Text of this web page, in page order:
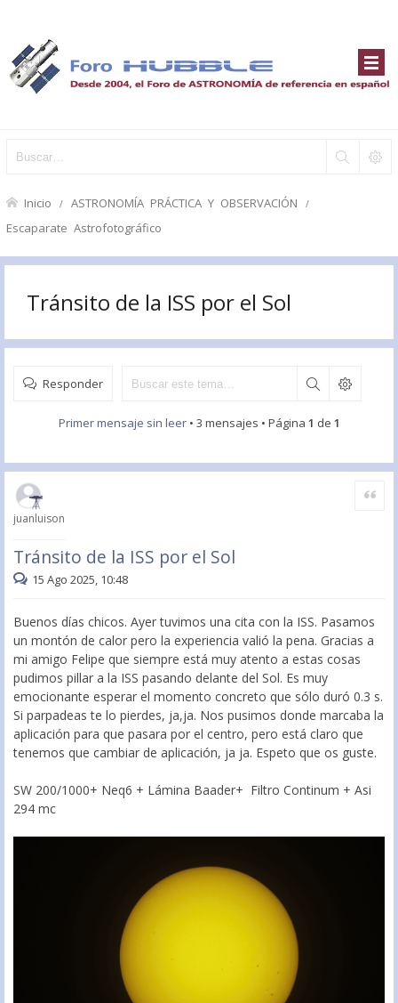
Inicio ASTRONOMÍA PRÁCTICA Y OBSERVACIÓN
Escaparate Astrofotográfico
Tránsito de la ISS por el Sol
Responder
Primer mensaje sin leer• 3 mensajes • Página 1 de 1
juanluison
Tránsito de la ISS por el Sol
Citar
15 Ago 2025, 10:48
Buenos días chicos. Ayer tuvimos una cita con la ISS. Pasamos
un montón de calor pero la experiencia valió la pena. Gracias a
mi amigo Felipe que siempre está muy atento a estas cosas
pudimos pillar a la ISS pasando delante del Sol. Es muy
emocionante esperar el momento concreto que sólo duró 0.3 s.
Si parpadeas te lo pierdes, ja,ja. Nos pusimos donde marcaba la
aplicación para que pasara por el centro, pero está claro que
tenemos que cambiar de aplicación, ja ja. Espeto que os guste.
SW 200/1000+ Neq6 + Lámina Baader+ Filtro Continum + Asi
294 mc